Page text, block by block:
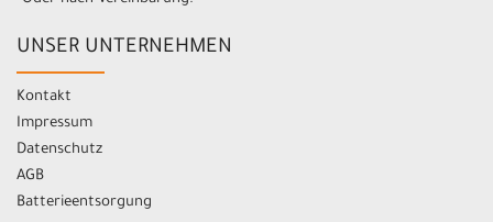
UNSER UNTERNEHMEN
Kontakt
Impressum
Datenschutz
AGB
Batterieentsorgung